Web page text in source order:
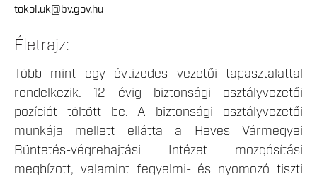
tokol.uk@bv.gov.hu
Életrajz:
Több mint egy évtizedes vezetői tapasztalattal
rendelkezik. 12 évig biztonsági osztályvezetői
pozíciót töltött be. A biztonsági osztályvezetői
munkája mellett ellátta a Heves Vármegyei
Büntetés-végrehajtási Intézet mozgósítási
megbízott, valamint fegyelmi- és nyomozó tiszti